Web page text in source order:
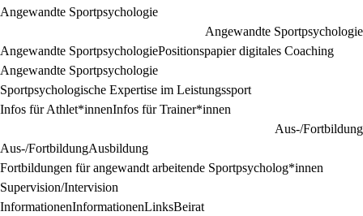
Angewandte Sportpsychologie
Angewandte Sportpsychologie
Angewandte SportpsychologiePositionspapier digitales Coaching
Angewandte Sportpsychologie
Sportpsychologische Expertise im Leistungssport
Infos für Athlet*innenInfos für Trainer*innen
Aus-/Fortbildung
Aus-/FortbildungAusbildung
Fortbildungen für angewandt arbeitende Sportpsycholog*innen
Supervision/Intervision
InformationenInformationenLinksBeirat